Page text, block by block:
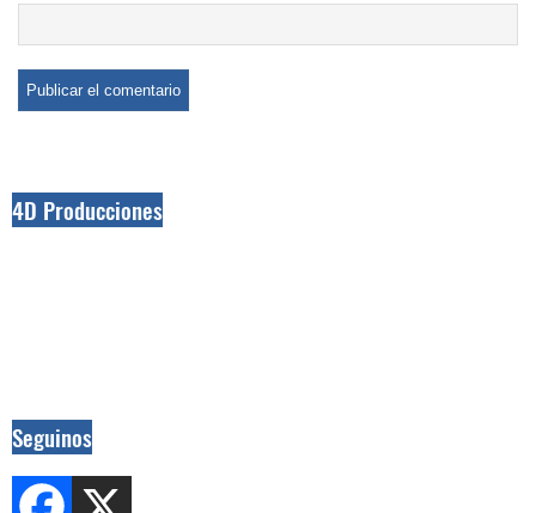
4D Producciones
Seguinos